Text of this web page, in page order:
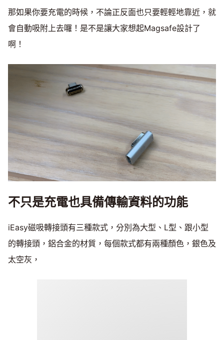
那如果你要充電的時候，不論正反面也只要輕輕地靠近，就
會自動吸附上去囉！是不是讓大家想起Magsafe設計了
啊！
不只是充電也具備傳輸資料的功能
iEasy磁吸轉接頭有三種款式，分別為大型、L型、跟小型
的轉接頭，鋁合金的材質，每個款式都有兩種顏色，銀色及
太空灰，